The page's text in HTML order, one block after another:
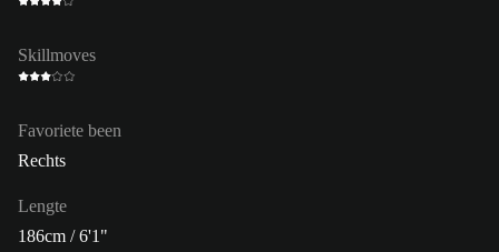
Skillmoves
Favoriete been
Rechts
Lengte
186cm / 6'1"